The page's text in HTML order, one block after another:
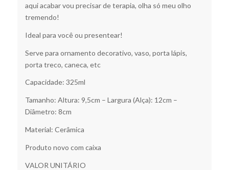
aqui acabar vou precisar de terapia, olha só meu olho
tremendo!
Ideal para você ou presentear!
Serve para ornamento decorativo, vaso, porta lápis,
porta treco, caneca, etc
Capacidade: 325ml
Tamanho: Altura: 9,5cm – Largura (Alça): 12cm –
Diâmetro: 8cm
Material: Cerâmica
Produto novo com caixa
VALOR UNITÁRIO